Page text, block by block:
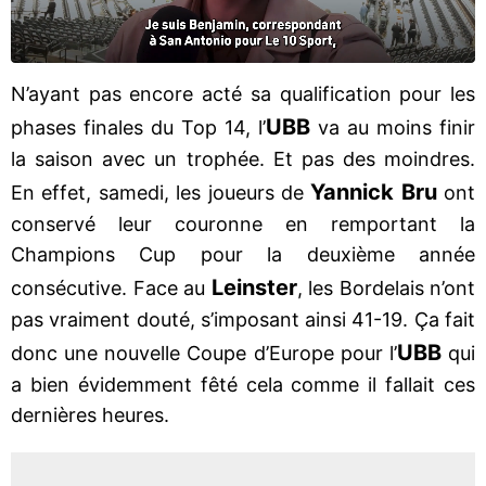
N’ayant pas encore acté sa qualification pour les
phases finales du Top 14, l’UBB va au moins finir
la saison avec un trophée. Et pas des moindres.
En effet, samedi, les joueurs deYannick Bruont
conservé leur couronne en remportant la
Champions Cup pour la deuxième année
consécutive. Face au Leinster, les Bordelais n’ont
pas vraiment douté, s’imposant ainsi 41-19. Ça fait
donc une nouvelle Coupe d’Europe pour l’UBBqui
a bien évidemment fêté cela comme il fallait ces
dernières heures.